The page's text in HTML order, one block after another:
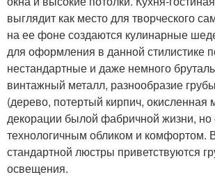
выглядит как место для творческого
на ее фоне создаются кулинарные
для оформления в данной стилистике
нестандартные и даже немного
винтажный металл, разнообразие
(дерево, потертый кирпич, окисленная
декорации былой фабричной жизни,
технологичным обликом и комфортом.
стандартной люстры приветствуются
освещения.